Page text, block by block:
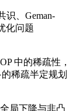
、Geman-
化问题
中的稀疏性，
稀疏半定规划
局下降与非凸